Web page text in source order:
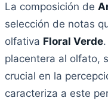
La composición de
selección de notas
olfativa Floral Verde
placentera al olfato,
crucial en la
caracteriza a este